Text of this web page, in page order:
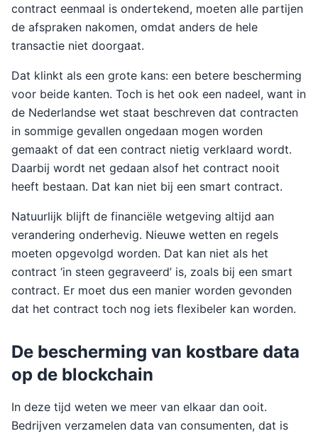
contract eenmaal is ondertekend, moeten alle partijen
de afspraken nakomen, omdat anders de hele
transactie niet doorgaat.
Dat klinkt als een grote kans: een betere bescherming
voor beide kanten. Toch is het ook een nadeel, want in
de Nederlandse wet staat beschreven dat contracten
in sommige gevallen ongedaan mogen worden
gemaakt of dat een contract nietig verklaard wordt.
Daarbij wordt net gedaan alsof het contract nooit
heeft bestaan. Dat kan niet bij een smart contract.
Natuurlijk blijft de financiële wetgeving altijd aan
verandering onderhevig. Nieuwe wetten en regels
moeten opgevolgd worden. Dat kan niet als het
contract ‘in steen gegraveerd’ is, zoals bij een smart
contract. Er moet dus een manier worden gevonden
dat het contract toch nog iets flexibeler kan worden.
De bescherming van kostbare data
op de blockchain
In deze tijd weten we meer van elkaar dan ooit.
Bedrijven verzamelen data van consumenten, dat is